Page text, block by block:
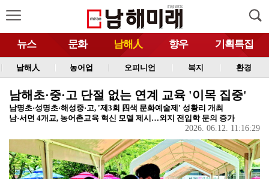
뉴스 문화 남해人 향우 기획특집
남해人 농어업 오피니언 복지 환경
남해초·중·고 단절 없는 연계 교육 '이목 집중'
남명초·성명초·해성중·고, '제3회 四색 문화예술제' 성황리 개최
남·서면 4개교, 농어촌교육 혁신 모델 제시…외지 전입학 문의 증가
2026. 06.12. 11:16:29